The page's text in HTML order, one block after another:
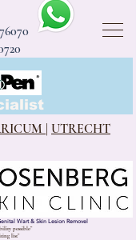
UTRECHT
Wart & Skin Lesion Removel
possible”
list”